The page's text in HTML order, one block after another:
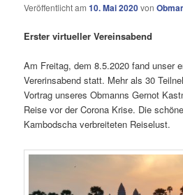
Veröffentlicht am10. Mai 2020von
Erster virtueller Vereinsabend
Am Freitag, dem 8.5.2020 fand unser
Vererinsabend statt. Mehr als 30
Vortrag unseres Obmanns Gernot
Reise vor der Corona Krise. Die
Kambodscha verbreiteten Reiselust.